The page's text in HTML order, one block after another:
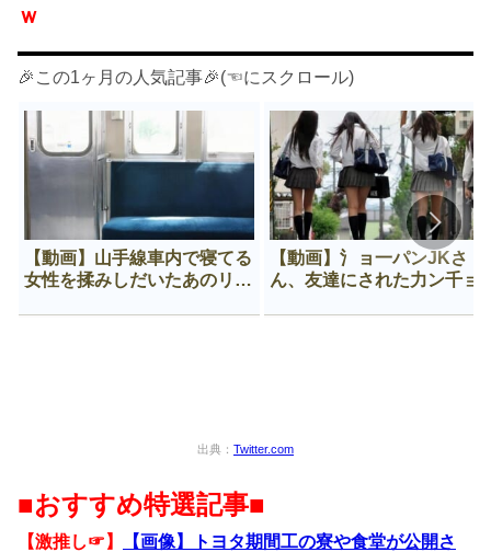
ｗ
🎉この1ヶ月の人気記事🎉(☜にスクロール)
【動画】山手線車内で寝てる
女性を揉みしだいたあのリー
【動画】氵ョ一パンJKさ
ん、友達にされた力ン千ョ
出典： Twitter.com
■おすすめ特選記事■
【激推し☞】
【画像】トヨタ期間工の寮や食堂が公開さ